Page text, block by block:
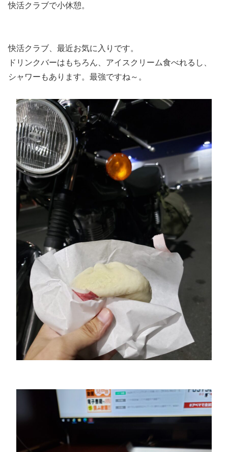
快活クラブで小休憩。
快活クラブ、最近お気に入りです。
ドリンクバーはもちろん、アイスクリーム食べれるし、
シャワーもあります。最強ですね～。